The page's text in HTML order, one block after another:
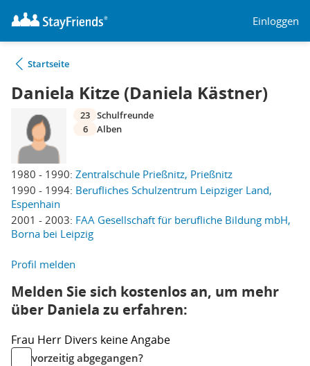
Einloggen
Startseite
Daniela Kitze (Daniela Kästner)
1980 - 1990: Zentralschule Prießnitz, Prießnitz
1990 - 1994: Berufliches Schulzentrum Leipziger Land,
Espenhain
2001 - 2003: FAA Gesellschaft für berufliche Bildung mbH,
Borna bei Leipzig
23 Schulfreunde
6
Alben
Profil melden
Melden Sie sich kostenlos an, um mehr
über Daniela zu erfahren:
Frau Herr Divers keine Angabe
vorzeitig abgegangen?